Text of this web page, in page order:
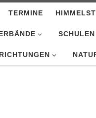
TERMINE